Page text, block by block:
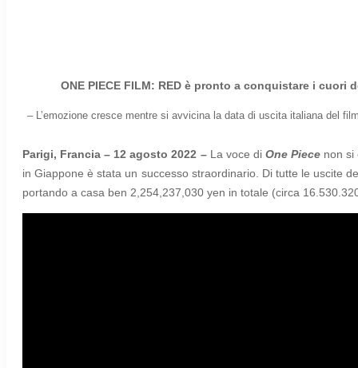
ONE PIECE FILM: RED è pronto a conquistare i
– L’emozione cresce mentre si avvicina la data di uscita italiana del
Parigi, Francia – 12 agosto 2022 – La voce di One Piece non
in Giappone è stata un successo straordinario. Di tutte le uscite
portando a casa ben 2,254,237,030 yen in totale (circa